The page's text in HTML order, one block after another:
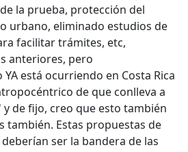
la prueba, protección del
urbano, eliminado estudios de
facilitar trámites, etc,
anteriores, pero
está ocurriendo en Costa Rica
de que conlleva a
de fijo, creo que esto también
también. Estas propuestas de
ser la bandera de las